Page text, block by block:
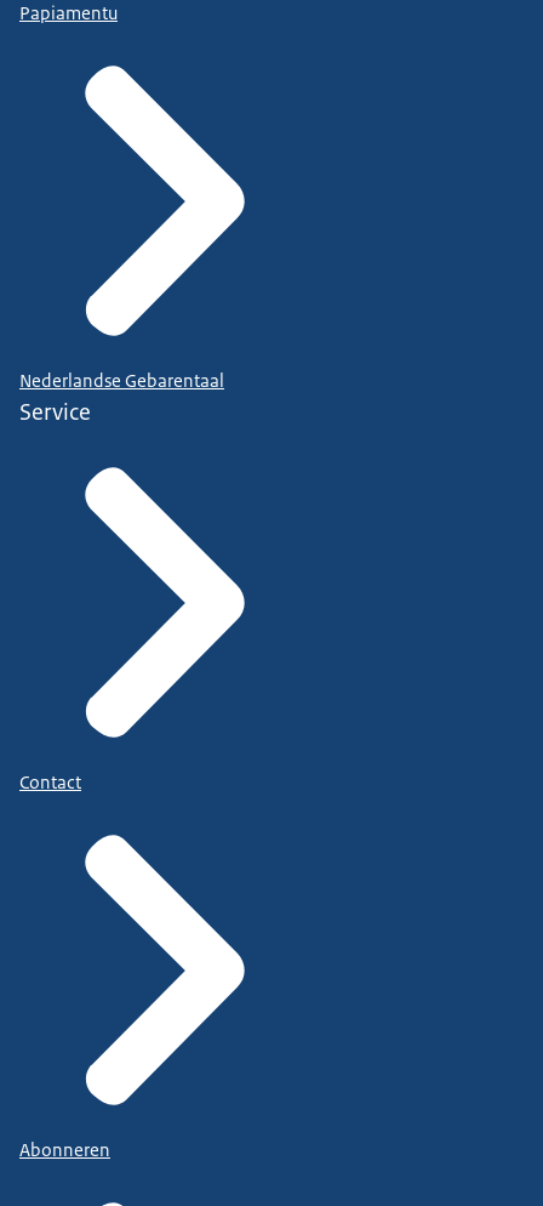
Papiamentu
Nederlandse Gebarentaal
Service
Contact
Abonneren